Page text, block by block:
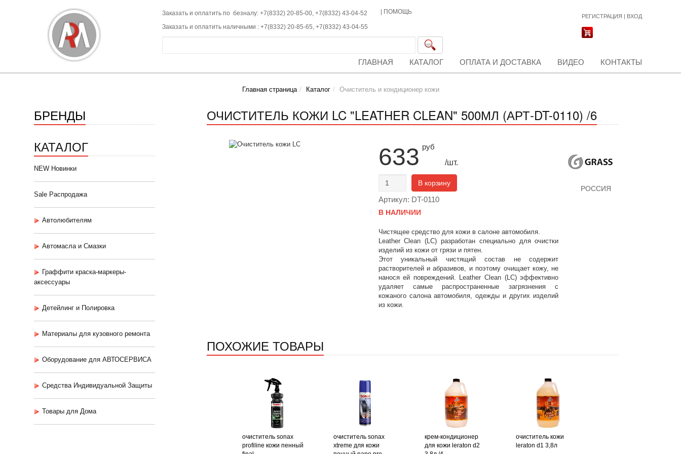
Заказать и оплатить по безналу: +7(8332) 20-85-00, +7(8332) 43-04-52
Заказать и оплатить наличными : +7(8332) 20-85-65, +7(8332) 43-04-55
ПОМОЩЬ
РЕГИСТРАЦИЯ | ВХОД
ГЛАВНАЯ КАТАЛОГ ОПЛАТА И ДОСТАВКА ВИДЕО КОНТАКТЫ
Главная страница Каталог Очиститель и кондиционер кожи
БРЕНДЫ
КАТАЛОГ
NEW Новинки
Sale Распродажа
Автолюбителям
Автомасла и Смазки
Граффити краска-маркеры-
аксессуары
Детейлинг и Полировка
Материалы для кузовного ремонта
Оборудование для АВТОСЕРВИСА
Средства Индивидуальной Защиты
Товары для Дома
ОЧИСТИТЕЛЬ КОЖИ LC "LEATHER CLEAN" 500МЛ (АРТ-DT-0110) /6
633 руб
/шт.
В корзину
Артикул: DT-0110
В НАЛИЧИИ
Чистящее средство для кожи в салоне автомобиля.
Leather Clean (LC) разработан специально для очистки
изделий из кожи от грязи и пятен.
Этот уникальный чистящий состав не содержит
растворителей и абразивов, и поэтому очищает кожу, не
нанося ей повреждений. Leather Clean (LC) эффективно
удаляет самые распространенные загрязнения с
кожаного салона автомобиля, одежды и других изделий
из кожи.
РОССИЯ
ПОХОЖИЕ ТОВАРЫ
очиститель sonax
profiline кожи пенный
очиститель sonax
xtreme для кожи
крем-кондиционер
для кожи leraton d2
очиститель кожи
leraton d1 3,8л